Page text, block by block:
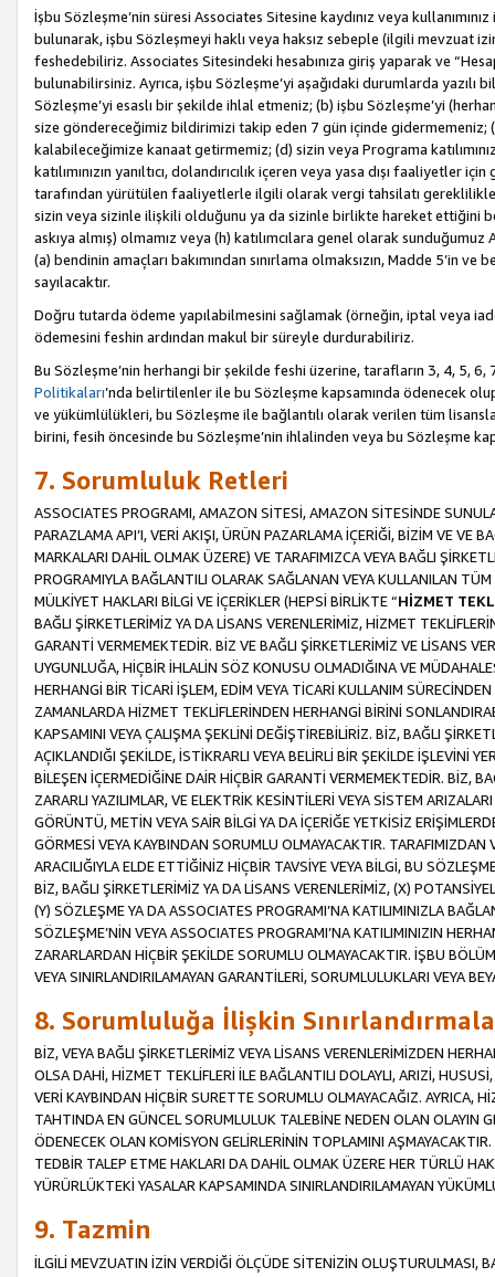
İşbu Sözleşme’nin süresi Associates Sitesine kaydınız veya
bulunarak, işbu Sözleşmeyi haklı veya haksız sebeple (ilgili mevzuat
feshedebiliriz. Associates Sitesindeki hesabınıza giriş yaparak ve
bulunabilirsiniz. Ayrıca, işbu Sözleşme’yi aşağıdaki durumlarda yazılı
Sözleşme’yi esaslı bir şekilde ihlal etmeniz; (b) işbu Sözleşme’yi
size göndereceğimiz bildirimizi takip eden 7 gün içinde gidermemeniz;
kalabileceğimize kanaat getirmemiz; (d) sizin veya Programa
katılımınızın yanıltıcı, dolandırıcılık içeren veya yasa dışı
tarafından yürütülen faaliyetlerle ilgili olarak vergi tahsilatı
sizin veya sizinle ilişkili olduğunu ya da sizinle birlikte hareket ettiğini
askıya almış) olmamız veya (h) katılımcılara genel olarak
(a) bendinin amaçları bakımından sınırlama olmaksızın, Madde 5’in
sayılacaktır.
Doğru tutarda ödeme yapılabilmesini sağlamak (örneğin, iptal veya
ödemesini feshin ardından makul bir süreyle durdurabiliriz.
Bu Sözleşme’nin herhangi bir şekilde feshi üzerine, tarafların 3, 4, 5,
Politikaları’nda belirtilenler ile bu Sözleşme kapsamında ödenecek
ve yükümlülükleri, bu Sözleşme ile bağlantılı olarak verilen tüm
birini, fesih öncesinde bu Sözleşme’nin ihlalinden veya bu Sözleşme
7. Sorumluluk Retleri
ASSOCIATES PROGRAMI, AMAZON SİTESİ, AMAZON SİTESİNDE
PARAZLAMA API’I, VERİ AKIŞI, ÜRÜN PAZARLAMA İÇERİĞİ, BİZİM VE VE
MARKALARI DAHİL OLMAK ÜZERE) VE TARAFIMIZCA VEYA BAĞLI
PROGRAMIYLA BAĞLANTILI OLARAK SAĞLANAN VEYA KULLANILAN
MÜLKİYET HAKLARI BİLGİ VE İÇERİKLER (HEPSİ BİRLİKTE “HİZMET
BAĞLI ŞİRKETLERİMİZ YA DA LİSANS VERENLERİMİZ, HİZMET
GARANTİ VERMEMEKTEDİR. BİZ VE BAĞLI ŞİRKETLERİMİZ VE LİSANS
UYGUNLUĞA, HİÇBİR İHLALİN SÖZ KONUSU OLMADIĞINA VE
HERHANGİ BİR TİCARİ İŞLEM, EDİM VEYA TİCARİ KULLANIM
ZAMANLARDA HİZMET TEKLİFLERİNDEN HERHANGİ BİRİNİ
KAPSAMINI VEYA ÇALIŞMA ŞEKLİNİ DEĞİŞTİREBİLİRİZ. BİZ, BAĞLI
AÇIKLANDIĞI ŞEKİLDE, İSTİKRARLI VEYA BELİRLİ BİR ŞEKİLDE İŞLEVİNİ
BİLEŞEN İÇERMEDİĞİNE DAİR HİÇBİR GARANTİ VERMEMEKTEDİR. BİZ,
ZARARLI YAZILIMLAR, VE ELEKTRİK KESİNTİLERİ VEYA SİSTEM
GÖRÜNTÜ, METİN VEYA SAİR BİLGİ YA DA İÇERİĞE YETKİSİZ
GÖRMESİ VEYA KAYBINDAN SORUMLU OLMAYACAKTIR.
ARACILIĞIYLA ELDE ETTİĞİNİZ HİÇBİR TAVSİYE VEYA BİLGİ, BU
BİZ, BAĞLI ŞİRKETLERİMİZ YA DA LİSANS VERENLERİMİZ, (X)
(Y) SÖZLEŞME YA DA ASSOCIATES PROGRAMI’NA KATILIMINIZLA
SÖZLEŞME’NİN VEYA ASSOCIATES PROGRAMI’NA KATILIMINIZIN
ZARARLARDAN HİÇBİR ŞEKİLDE SORUMLU OLMAYACAKTIR. İŞBU
VEYA SINIRLANDIRILAMAYAN GARANTİLERİ, SORUMLULUKLARI VEYA
8. Sorumluluğa İlişkin
BİZ, VEYA BAĞLI ŞİRKETLERİMİZ VEYA LİSANS VERENLERİMİZDEN
OLSA DAHİ, HİZMET TEKLİFLERİ İLE BAĞLANTILI DOLAYLI, ARIZİ,
VERİ KAYBINDAN HİÇBİR SURETTE SORUMLU OLMAYACAĞIZ. AYRICA,
TAHTINDA EN GÜNCEL SORUMLULUK TALEBİNE NEDEN OLAN OLAYIN
ÖDENECEK OLAN KOMİSYON GELİRLERİNİN TOPLAMINI
TEDBİR TALEP ETME HAKLARI DA DAHİL OLMAK ÜZERE HER TÜRLÜ
YÜRÜRLÜKTEKİ YASALAR KAPSAMINDA SINIRLANDIRILAMAYAN
9. Tazmin
İLGİLİ MEVZUATIN İZİN VERDİĞİ ÖLÇÜDE SİTENİZİN OLUŞTURULMASI,